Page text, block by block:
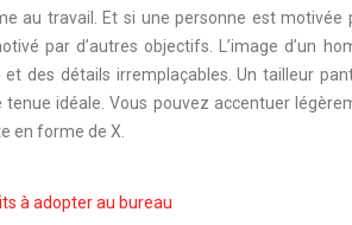
au travail. Et si une personne est
par d’autres objectifs. L’image d’un
et des détails irremplaçables. Un tailleur
idéale. Vous pouvez accentuer
en forme de X.
à adopter au bureau